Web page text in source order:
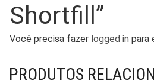
Shortfill”
Você precisa fazer logged in para
PRODUTOS